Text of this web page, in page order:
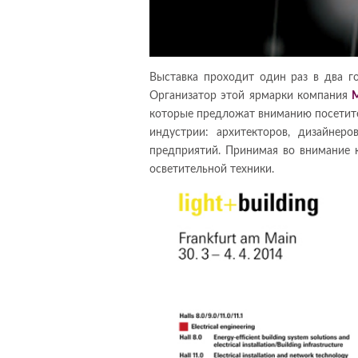
Выставка проходит один раз в два
Организатор этой ярмарки компания
которые предложат вниманию
индустрии: архитекторов,
предприятий. Принимая во внимание
осветительной техники.